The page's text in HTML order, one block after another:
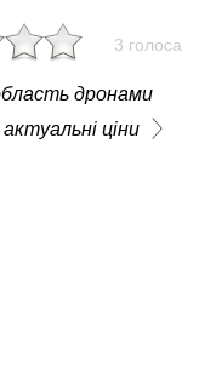
3 голоса
дронами
ціни